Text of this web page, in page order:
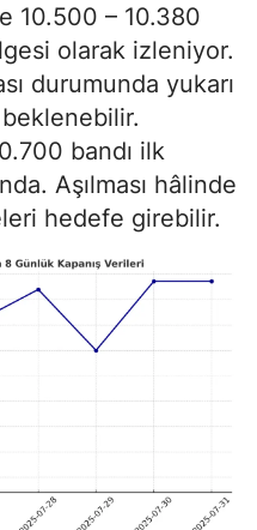
10.500 – 10.380
olarak izleniyor.
durumunda yukarı
bandı ilk
Aşılması hâlinde
hedefe girebilir.